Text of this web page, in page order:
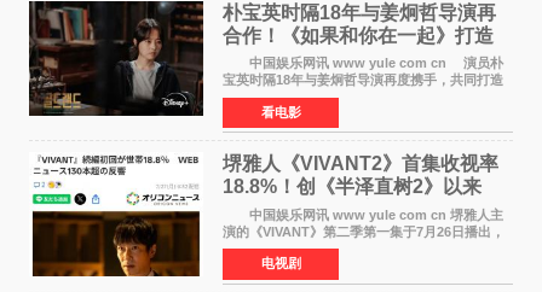
朴宝英时隔18年与姜炯哲导演再
合作！《如果和你在一起》打造
奇幻浪漫喜剧
中国娱乐网讯 www yule com cn 演员朴
宝英时隔18年与姜炯哲导演再度携手，共同打造
备受期待的浪漫喜剧新作《如果和你在一起》
（暂定名）。据OSEN报道，朴宝英将出演该片
女主角，自2008年《
看电影
堺雅人《VIVANT2》首集收视率
18.8%！创《半泽直树2》以来
TBS周日剧场最高开局
中国娱乐网讯 www yule com cn 堺雅人主
演的《VIVANT》第二季第一集于7月26日播出，
首集收视率高达18 8%，成为自2020年《半泽直
树2》首集22%以来，TBS周日剧场最高开播收视
纪录。 考虑到
电视剧